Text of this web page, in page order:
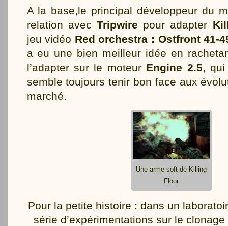
A la base,le principal développeur du
relation avec Tripwire pour adapter
jeu vidéo Red orchestra : Ostfront 41-
a eu une bien meilleur idée en
l’adapter sur le moteur Engine 2.5, qui
semble toujours tenir bon face aux
marché.
Une arme soft de Killing
Floor
Pour la petite histoire : dans un
série d’expérimentations sur le